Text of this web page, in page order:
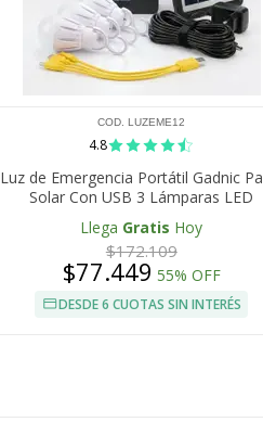
COD. LUZEME12
4.8
Luz de Emergencia Portátil Gadnic
Solar Con USB 3 Lámparas LED
Llega Gratis Hoy
$172.109
$77.449 55% OFF
DESDE 6 CUOTAS SIN INTERÉS